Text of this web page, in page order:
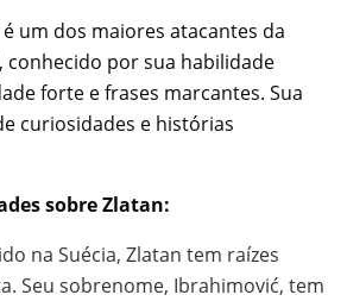
um dos maiores atacantes da
por sua habilidade
forte e frases marcantes. Sua
curiosidades e histórias
sobre Zlatan:
na Suécia, Zlatan tem raízes
Seu sobrenome, Ibrahimović, tem